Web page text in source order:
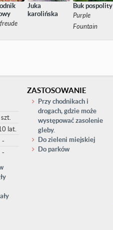
Juka
karolińska
Buk pospolity
Purple
Fountain
lat.
-
-
ZASTOSOWANIE
Przy chodnikach i
drogach, gdzie może
występować zasolenie
gleby.
Do zieleni miejskiej
Do parków